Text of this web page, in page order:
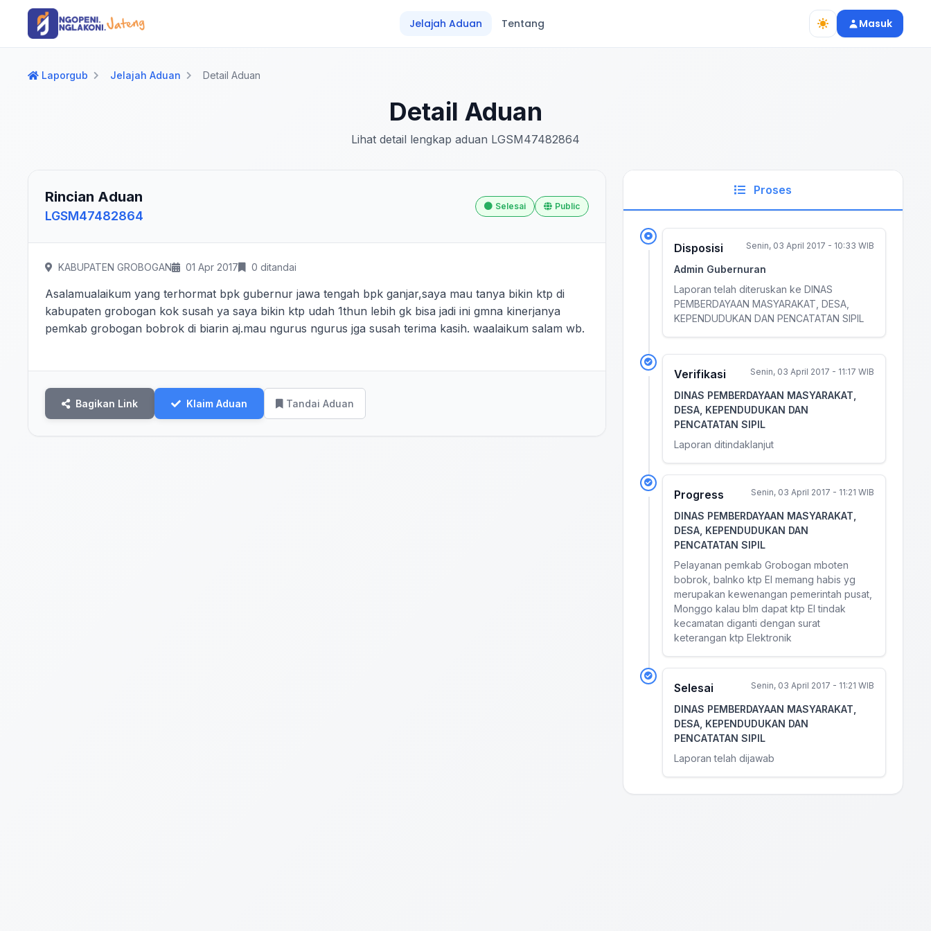
Langsung ke konten utama
Langsung ke navigasi
Jelajah Aduan
Tentang Masuk
Laporgub Jelajah Aduan Detail Aduan
Detail Aduan
Lihat detail lengkap aduan LGSM47482864
Rincian Aduan
LGSM47482864
Selesai Public
KABUPATEN GROBOGAN 01 Apr 2017 0 ditandai
Asalamualaikum yang terhormat bpk gubernur jawa tengah bpk ganjar,saya mau tanya bikin ktp di
kabupaten grobogan kok susah ya saya bikin ktp udah 1thun lebih gk bisa jadi ini gmna kinerjanya
pemkab grobogan bobrok di biarin aj.mau ngurus ngurus jga susah terima kasih. waalaikum salam wb.
Bagikan Link Klaim Aduan Tandai Aduan
Proses
Disposisi Senin, 03 April 2017 - 10:33 WIB
Admin Gubernuran
Laporan telah diteruskan ke DINAS
PEMBERDAYAAN MASYARAKAT, DESA,
KEPENDUDUKAN DAN PENCATATAN SIPIL
Verifikasi Senin, 03 April 2017 - 11:17 WIB
DINAS PEMBERDAYAAN MASYARAKAT,
DESA, KEPENDUDUKAN DAN
PENCATATAN SIPIL
Laporan ditindaklanjut
Progress Senin, 03 April 2017 - 11:21 WIB
DINAS PEMBERDAYAAN MASYARAKAT,
DESA, KEPENDUDUKAN DAN
PENCATATAN SIPIL
Pelayanan pemkab Grobogan mboten
bobrok, balnko ktp El memang habis yg
merupakan kewenangan pemerintah pusat,
Monggo kalau blm dapat ktp El tindak
kecamatan diganti dengan surat
keterangan ktp Elektronik
Selesai Senin, 03 April 2017 - 11:21 WIB
DINAS PEMBERDAYAAN MASYARAKAT,
DESA, KEPENDUDUKAN DAN
PENCATATAN SIPIL
Laporan telah dijawab